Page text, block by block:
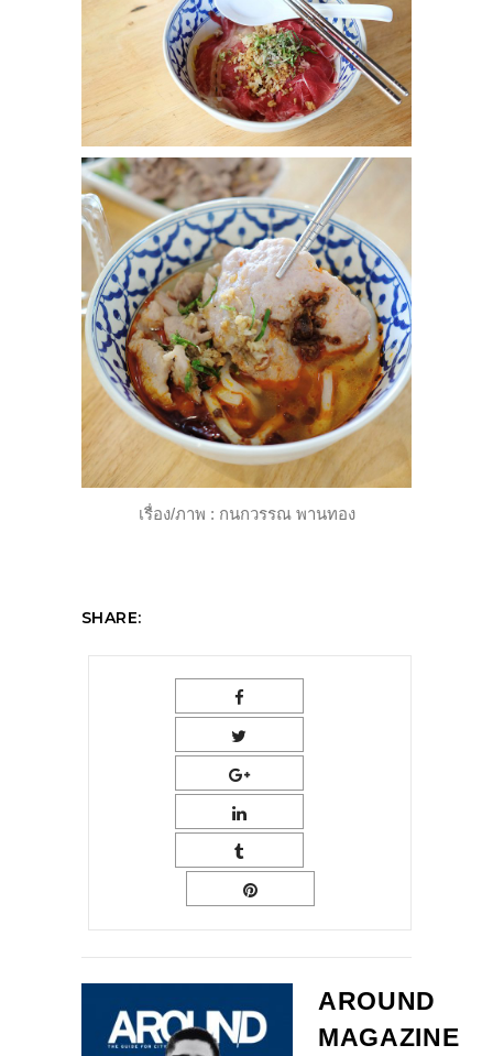
เรื่อง/ภาพ : กนกวรรณ พานทอง
SHARE:
AROUND
MAGAZINE